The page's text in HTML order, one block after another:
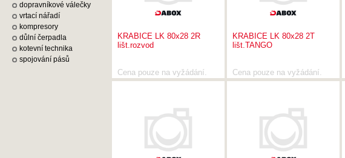
KRABICE LK 80x28 2R
lišt.rozvod
Cena pouze na vyžádání.
KRABICE LK 80x28 2T
lišt.TANGO
Cena pouze na vyžádání.
dopravníkové válečky
vrtací nářadí
kompresory
důlní čerpadla
kotevní technika
spojování pásů